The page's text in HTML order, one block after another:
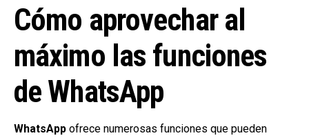
Cómo aprovechar al
máximo las funciones
de WhatsApp
WhatsApp ofrece numerosas funciones que pueden